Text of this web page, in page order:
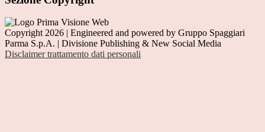
Copyright 2026 | Engineered and powered by Gruppo Spaggiari
Parma S.p.A. | Divisione Publishing & New Social Media
Disclaimer trattamento dati personali